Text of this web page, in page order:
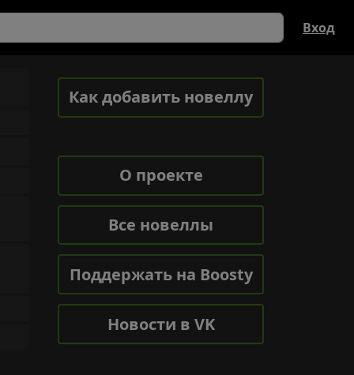
Вход
Как добавить новеллу
О проекте
Все новеллы
Поддержать на Boosty
Новости в VK